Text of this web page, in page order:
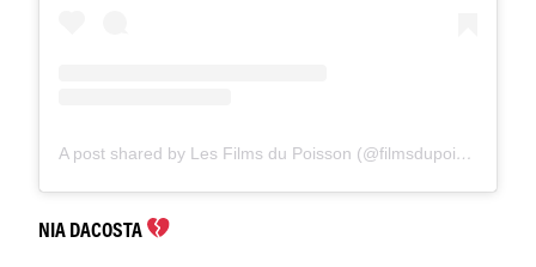
A post shared by Les Films du Poisson (@filmsdupoisson)
NIA DACOSTA